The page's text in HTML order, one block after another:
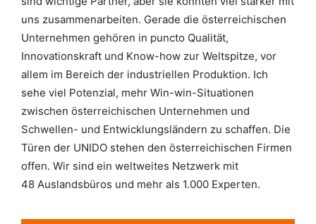
uns zusammenar­beiten. Gerade die österreichischen
Unternehmen gehören in puncto Qualität,
Innovationskraft und Know-how zur Weltspitze, vor
allem im Bereich der industriellen Produktion. Ich
sehe viel Potenzial, mehr Win-win-Situationen
zwischen österreichischen Unternehmen und
Schwellen- und Entwicklungsländern zu schaffen. Die
Türen der UNIDO stehen den österreichischen Firmen
offen. Wir sind ein weltweites Netzwerk mit
48 Auslandsbüros und mehr als 1.000 Experten.